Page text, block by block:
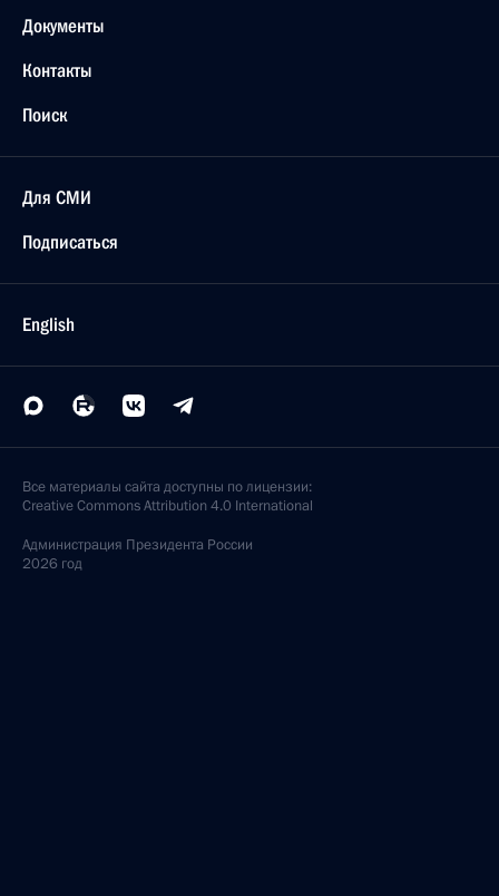
Документы
Контакты
Поиск
Для СМИ
Подписаться
English
Все материалы сайта доступны по лицензии:
Creative Commons Attribution 4.0 International
Администрация Президента России
2026 год